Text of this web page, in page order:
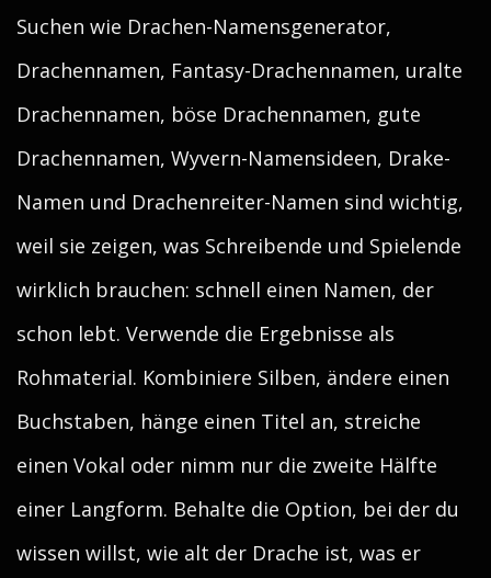
Suchen wie Drachen-Namensgenerator,
Drachennamen, Fantasy-Drachennamen, uralte
Drachennamen, böse Drachennamen, gute
Drachennamen, Wyvern-Namensideen, Drake-
Namen und Drachenreiter-Namen sind wichtig,
weil sie zeigen, was Schreibende und Spielende
wirklich brauchen: schnell einen Namen, der
schon lebt. Verwende die Ergebnisse als
Rohmaterial. Kombiniere Silben, ändere einen
Buchstaben, hänge einen Titel an, streiche
einen Vokal oder nimm nur die zweite Hälfte
einer Langform. Behalte die Option, bei der du
wissen willst, wie alt der Drache ist, was er